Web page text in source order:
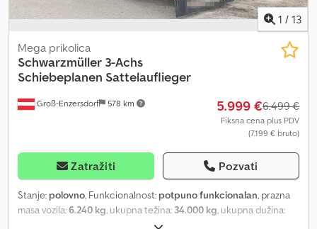
1 / 13
Groß-Enzersdorf 578 km
Mega prikolica
Schwarzmüller 3-Achs
Schiebeplanen Sattelauflieger
5.999 €6.499 €
Fiksna cena plus PDV
(7.199 € bruto)
Zatražiti Pozvati
Stanje: polovno, Funkcionalnost: potpuno funkcionalan, prazna
masa vozila:6.240 kg, ukupna težina: 34.000 kg, ukupna dužina:
2.550 mm